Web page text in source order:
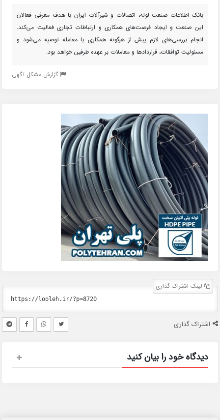
بانک اطلاعات صنعت لوله، اتصالات و شیرآلات ایران با هدف معرفی فعالان
این صنعت و ایجاد فرصت‌های همکاری و ارتباطات تجاری فعالیت می‌کند.
انجام بررسی‌های لازم پیش از هرگونه همکاری یا معامله توصیه می‌شود و
مسئولیت توافقات، قراردادها و معاملات بر عهده طرفین خواهد بود.
گزارش مشکل آگهی
لینک اشتراک گذاری
اشتراک گذاری
دیدگاه خود را بیان کنید